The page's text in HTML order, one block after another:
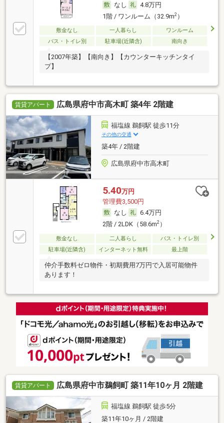
なし
4.8万円
1階 / ワンルーム（32.9m2）
敷金なし 一人暮らし
ワンルーム
バス・トイレ別
駐車場(近隣含) 南向き
【2007年築】【南向き】【カウンターキッチンタイ
プ】
賃貸アパート 広島県府中市高木町 築4年 2階建
福塩線 鵜飼駅 徒歩11分
その他の交通
築4年 / 2階建
広島県府中市高木町
5.40万円
管理費3,500円
なし
6.4万円
2階 / 2LDK（58.6m2）
敷金なし 二人暮らし
バス・トイレ別
駐車場(近隣含)
インターネット無料 最上階
仲介手数料ゼロ物件・初期費用7万円で入居可能物件
あります！
賃貸アパート 広島県府中市鵜飼町 築11年10ヶ月 2階建
福塩線 鵜飼駅 徒歩5分
築11年10ヶ月 / 2階建